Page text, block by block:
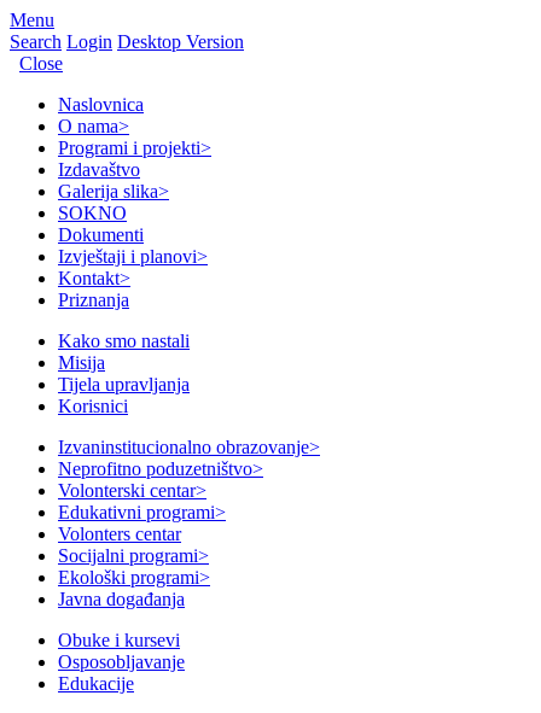
Menu
Search Login Desktop Version
Close
Naslovnica
O nama>
Programi i projekti>
Izdavaštvo
Galerija slika>
SOKNO
Dokumenti
Izvještaji i planovi>
Kontakt>
Priznanja
Kako smo nastali
Misija
Tijela upravljanja
Korisnici
Izvaninstitucionalno obrazovanje>
Neprofitno poduzetništvo>
Volonterski centar>
Edukativni programi>
Volonters centar
Socijalni programi>
Ekološki programi>
Javna događanja
Obuke i kursevi
Osposobljavanje
Edukacije